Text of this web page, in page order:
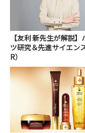
【友利 新先生が解説】
ツ研究＆先進サイエン
R）